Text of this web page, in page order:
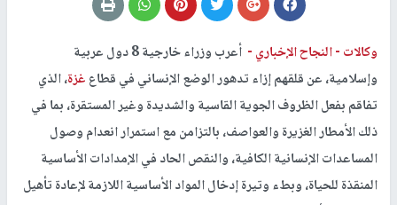
وكالات -النجاح الإخباري -
أعرب وزراء خارجية 8 دول عربية
وإسلامية، عن قلقهم إزاء تدهور الوضع الإنساني في قطاعغزة، الذي
تفاقم بفعل الظروف الجوية القاسية والشديدة وغير المستقرة، بما في
ذلك الأمطار الغزيرة والعواصف، بالتزامن مع استمرار انعدام وصول
المساعدات الإنسانية الكافية، والنقص الحاد في الإمدادات الأساسية
المنقذة للحياة، وبطء وتيرة إدخال المواد الأساسية اللازمة لإعادة تأهيل